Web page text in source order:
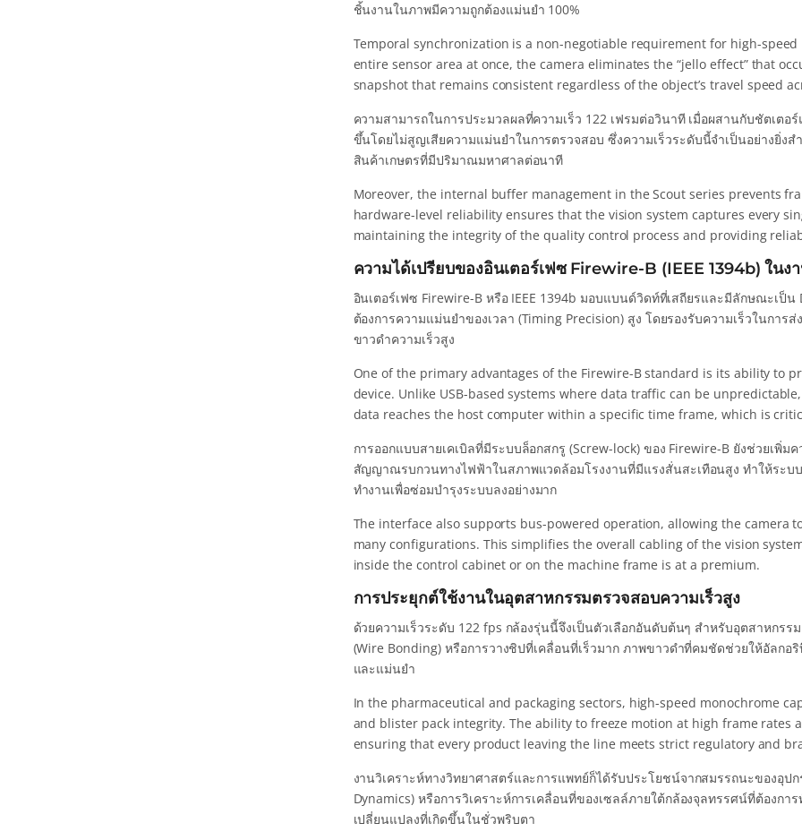
ชิ้นงานในภาพมีความถูกต้องแม่นยำ 100%
Temporal synchronization is a non-negotiable requirement for high-
entire sensor area at once, the camera eliminates the “jello effect” that
snapshot that remains consistent regardless of the object’s travel speed
ความสามารถในการประมวลผลที่ความเร็ว 122 เฟรมต่อวินาที เมื่อผสานกับชัตเตอ
ขึ้นโดยไม่สูญเสียความแม่นยำในการตรวจสอบ ซึ่งความเร็วระดับนี้จำเป็นอย่างยิ่ง
สินค้าเกษตรที่มีปริมาณมหาศาลต่อนาที
Moreover, the internal buffer management in the Scout series prevents
hardware-level reliability ensures that the vision system captures every
maintaining the integrity of the quality control process and providing
ความได้เปรียบของอินเตอร์เฟซ Firewire-B (IEEE 1394b) ในง
อินเตอร์เฟซ Firewire-B หรือ IEEE 1394b มอบแบนด์วิดท์ที่เสถียรและมีลักษณะเป็
ต้องการความแม่นยำของเวลา (Timing Precision) สูง โดยรองรับความเร็วในกา
ขาวดำความเร็วสูง
One of the primary advantages of the Firewire-B standard is its ability to
device. Unlike USB-based systems where data traffic can be
data reaches the host computer within a specific time frame, which is
การออกแบบสายเคเบิลที่มีระบบล็อกสกรู (Screw-lock) ของ Firewire-B ยังช่วยเพิ่
สัญญาณรบกวนทางไฟฟ้าในสภาพแวดล้อมโรงงานที่มีแรงสั่นสะเทือนสูง ทำให้ระ
ทำงานเพื่อซ่อมบำรุงระบบลงอย่างมาก
The interface also supports bus-powered operation, allowing the camera
many configurations. This simplifies the overall cabling of the vision
inside the control cabinet or on the machine frame is at a premium.
การประยุกต์ใช้งานในอุตสาหกรรมตรวจสอบความเร็วสูง
ด้วยความเร็วระดับ 122 fps กล้องรุ่นนี้จึงเป็นตัวเลือกอันดับต้นๆ สำหรับอุตสาหกร
(Wire Bonding) หรือการวางชิปที่เคลื่อนที่เร็วมาก ภาพขาวดำที่คมชัดช่วยให้อัลกอ
และแม่นยำ
In the pharmaceutical and packaging sectors, high-speed monochrome
and blister pack integrity. The ability to freeze motion at high frame rates
ensuring that every product leaving the line meets strict regulatory and
งานวิเคราะห์ทางวิทยาศาสตร์และการแพทย์ก็ได้รับประโยชน์จากสมรรถนะของอุ
Dynamics) หรือการวิเคราะห์การเคลื่อนที่ของเซลล์ภายใต้กล้องจุลทรรศน์ที่ต้องกา
เปลี่ยนแปลงที่เกิดขึ้นในชั่วพริบตา